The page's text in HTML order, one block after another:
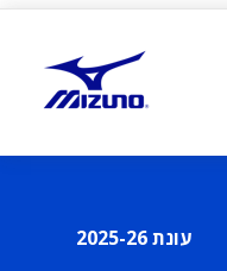
עונת 2025-26